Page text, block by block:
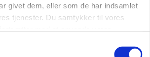
givet dem, eller som de har indsamlet
tjenester. Du samtykker til vores